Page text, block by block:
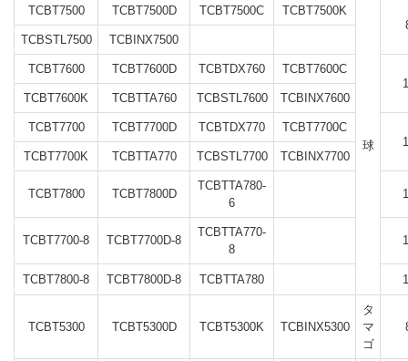
TCBT7500 TCBT7500D TCBT7500C TCBT7500K
球
TCBSTL7500
TCBINX7500
TCBT7600 TCBT7600D TCBTDX760
TCBT7600C
TCBT7600K
TCBTTA760 TCBSTL7600 TCBINX7600
TCBT7700 TCBT7700D TCBTDX770
TCBT7700C
TCBT7700K
TCBTTA770 TCBSTL7700 TCBINX7700
TCBT7800 TCBT7800D
TCBTTA780-
6
TCBT7700-8 TCBT7700D-8
TCBTTA770-
8
TCBT7800-8 TCBT7800D-8 TCBTTA780
TCBT5300 TCBT5300D TCBT5300K TCBINX5300
タ
マ
ゴ